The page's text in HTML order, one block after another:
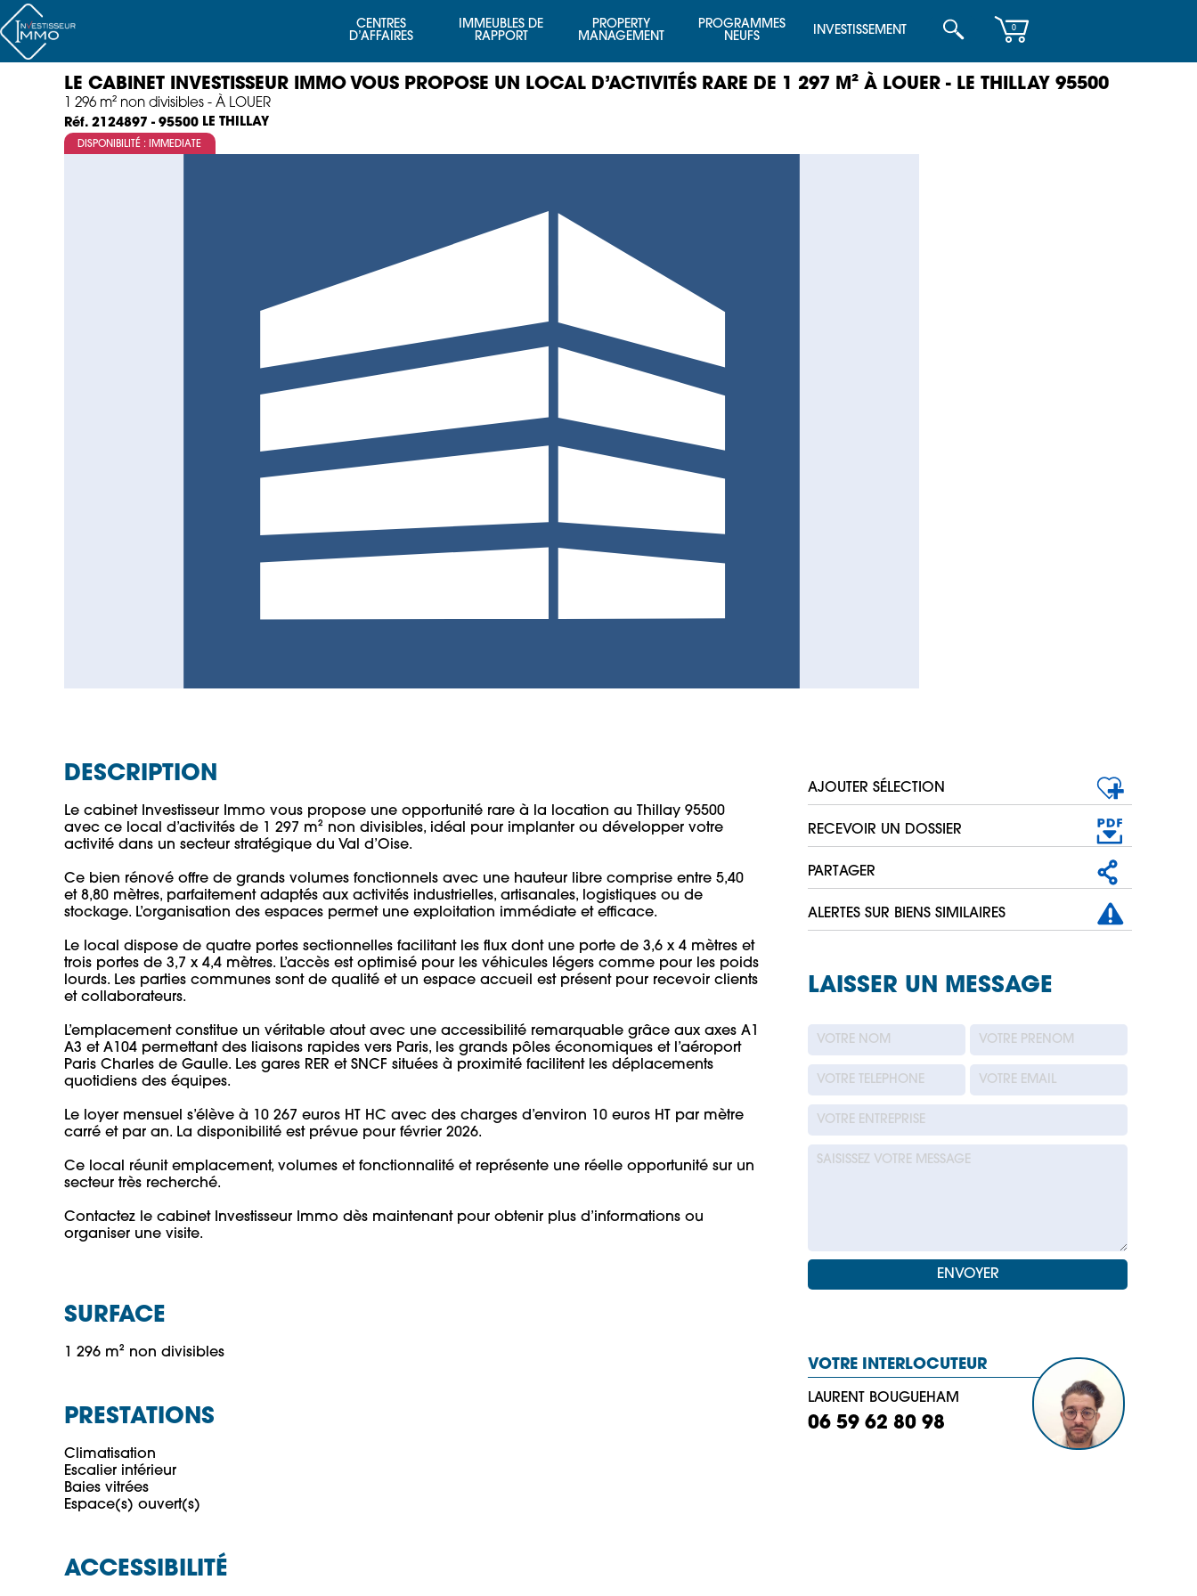
CENTRES
D’AFFAIRES
IMMEUBLES DE
RAPPORT
PROPERTY
MANAGEMENT
PROGRAMMES
NEUFS
INVESTISSEMENT 0
LE CABINET INVESTISSEUR IMMO VOUS PROPOSE UN LOCAL D’ACTIVITÉS RARE DE 1 297 M² À LOUER - LE THILLAY 95500
1 296 m² non divisibles - À LOUER
Réf. 2124897 - 95500 LE THILLAY
DISPONIBILITÉ : IMMEDIATE
DESCRIPTION
Le cabinet Investisseur Immo vous propose une opportunité rare à la location au Thillay 95500
avec ce local d’activités de 1 297 m² non divisibles, idéal pour implanter ou développer votre
activité dans un secteur stratégique du Val d’Oise.
Ce bien rénové offre de grands volumes fonctionnels avec une hauteur libre comprise entre 5,40
et 8,80 mètres, parfaitement adaptés aux activités industrielles, artisanales, logistiques ou de
stockage. L’organisation des espaces permet une exploitation immédiate et efficace.
Le local dispose de quatre portes sectionnelles facilitant les flux dont une porte de 3,6 x 4 mètres et
trois portes de 3,7 x 4,4 mètres. L’accès est optimisé pour les véhicules légers comme pour les poids
lourds. Les parties communes sont de qualité et un espace accueil est présent pour recevoir clients
et collaborateurs.
L’emplacement constitue un véritable atout avec une accessibilité remarquable grâce aux axes A1
A3 et A104 permettant des liaisons rapides vers Paris, les grands pôles économiques et l’aéroport
Paris Charles de Gaulle. Les gares RER et SNCF situées à proximité facilitent les déplacements
quotidiens des équipes.
Le loyer mensuel s’élève à 10 267 euros HT HC avec des charges d’environ 10 euros HT par mètre
carré et par an. La disponibilité est prévue pour février 2026.
Ce local réunit emplacement, volumes et fonctionnalité et représente une réelle opportunité sur un
secteur très recherché.
Contactez le cabinet Investisseur Immo dès maintenant pour obtenir plus d’informations ou
organiser une visite.
SURFACE
1 296 m² non divisibles
PRESTATIONS
Climatisation
Escalier intérieur
Baies vitrées
ACCESSIBILITÉ
AJOUTER SÉLECTION
RECEVOIR UN DOSSIER
PARTAGER
ALERTES SUR BIENS SIMILAIRES
LAISSER UN MESSAGE
VOTRE INTERLOCUTEUR
LAURENT BOUGUEHAM
06 59 62 80 98